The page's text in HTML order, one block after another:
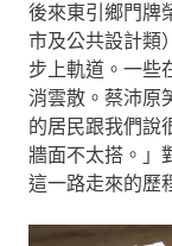
後來東引鄉門牌
市及公共設計類
步上軌道。一些
消雲散。蔡沛原
的居民跟我們說
牆面不太搭。」
這一路走來的歷